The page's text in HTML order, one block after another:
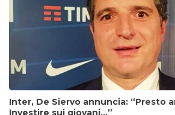
Inter, De Siervo annuncia: “Presto
Investire sui giovani…”